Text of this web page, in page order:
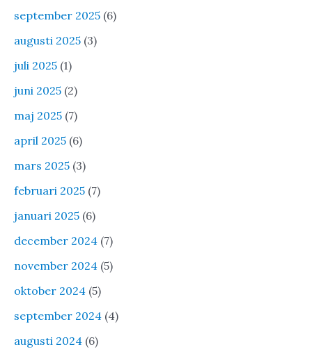
september 2025 (6)
augusti 2025 (3)
juli 2025 (1)
juni 2025 (2)
maj 2025 (7)
april 2025 (6)
mars 2025 (3)
februari 2025 (7)
januari 2025 (6)
december 2024 (7)
november 2024 (5)
oktober 2024 (5)
september 2024 (4)
augusti 2024 (6)